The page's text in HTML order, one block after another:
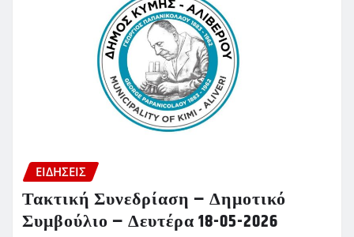
ΕΙΔΗΣΕΙΣ
Τακτική Συνεδρίαση – Δημοτικό
Συμβούλιο – Δευτέρα 18-05-2026